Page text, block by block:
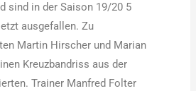
sind in der Saison 19/20 5
ausgefallen. Zu
Martin Hirscher und Marian
Kreuzbandriss aus der
Trainer Manfred Folter